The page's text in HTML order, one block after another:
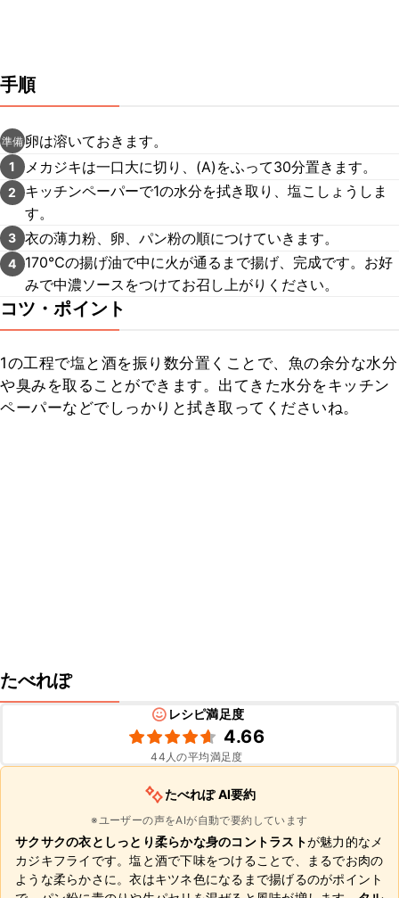
手順
準備 卵は溶いておきます。
1 メカジキは一口大に切り、(A)をふって30分置きます。
2
キッチンペーパーで1の水分を拭き取り、塩こしょうしま
す。
3 衣の薄力粉、卵、パン粉の順につけていきます。
4
170℃の揚げ油で中に火が通るまで揚げ、完成です。お好
みで中濃ソースをつけてお召し上がりください。
コツ・ポイント
1の工程で塩と酒を振り数分置くことで、魚の余分な水分
や臭みを取ることができます。出てきた水分をキッチン
ペーパーなどでしっかりと拭き取ってくださいね。
たべれぽ
レシピ満足度
4.66
44 人の平均満足度
たべれぽ AI要約
※ユーザーの声をAIが自動で要約しています
サクサクの衣としっとり柔らかな身のコントラストが魅力的なメ
カジキフライです。塩と酒で下味をつけることで、まるでお肉の
ような柔らかさに。衣はキツネ色になるまで揚げるのがポイント